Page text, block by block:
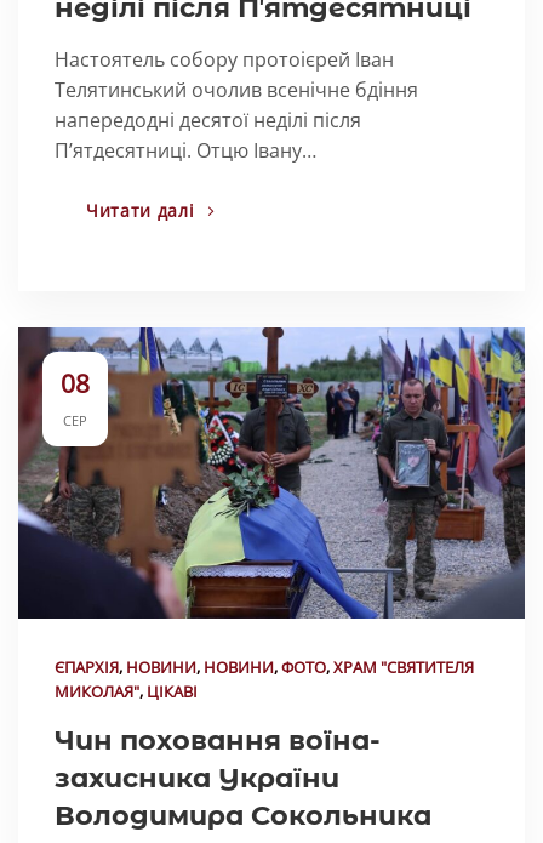
неділі після Пʼятдесятниці
Настоятель собору протоієрей Іван
Телятинський очолив всенічне бдіння
напередодні десятої неділі після
Пʼятдесятниці. Отцю Івану…
Читати далі
08
СЕР
ЄПАРХІЯ, НОВИНИ, НОВИНИ,ФОТО,ХРАМ "СВЯТИТЕЛЯ
МИКОЛАЯ", ЦІКАВІ
Чин поховання воїна-
захисника України
Володимира Сокольника